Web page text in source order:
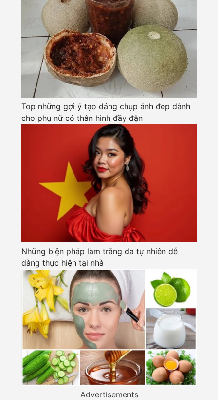
Top những gợi ý tạo dáng chụp ảnh đẹp dành
cho phụ nữ có thân hình đầy đặn
Những biện pháp làm trắng da tự nhiên dễ
dàng thực hiện tại nhà
Advertisements